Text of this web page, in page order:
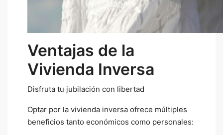
Ventajas de la
Vivienda Inversa
Disfruta tu jubilación con libertad
Optar por la vivienda inversa ofrece múltiples
beneficios tanto económicos como personales: